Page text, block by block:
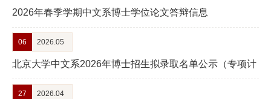
2026年春季学期中文系博士学位论文答辩信息
06 2026.05
北京大学中文系2026年博士招生拟录取名单公示（专项计
划）
27 2026.04